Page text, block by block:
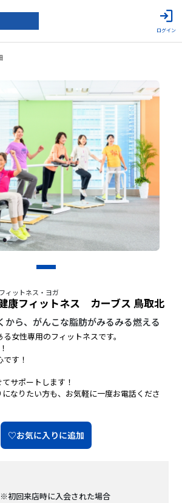
ログイン
ィットネス・ヨガ
康フィットネス カーブス 鳥取北
から、がんこな脂肪がみるみる燃える
女性専用のフィットネスです。
す！
サポートします！
なりたい方も、お気軽に一度お電話くださ
♡お気に入りに追加
回来店時に入会された場合